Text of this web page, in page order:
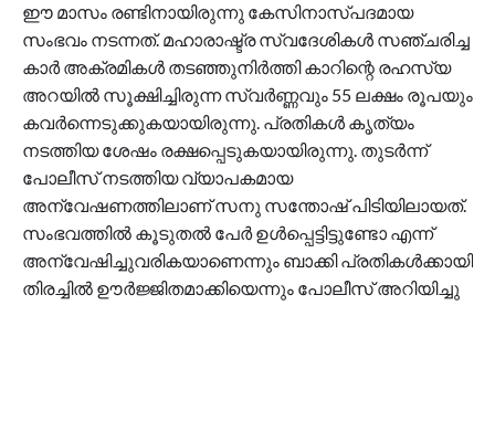
ഈ മാസം രണ്ടിനായിരുന്നു കേസിനാസ്പദമായ
സംഭവം നടന്നത്. മഹാരാഷ്ട്ര സ്വദേശികൾ സഞ്ചരിച്ച
കാർ അക്രമികൾ തടഞ്ഞുനിർത്തി കാറിന്റെ രഹസ്യ
അറയിൽ സൂക്ഷിച്ചിരുന്ന സ്വർണ്ണവും 55 ലക്ഷം രൂപയും
കവർന്നെടുക്കുകയായിരുന്നു. പ്രതികൾ കൃത്യം
നടത്തിയ ശേഷം രക്ഷപ്പെടുകയായിരുന്നു. തുടർന്ന്
പോലീസ് നടത്തിയ വ്യാപകമായ
അന്വേഷണത്തിലാണ് സനു സന്തോഷ് പിടിയിലായത്.
സംഭവത്തിൽ കൂടുതൽ പേർ ഉൾപ്പെട്ടിട്ടുണ്ടോ എന്ന്
അന്വേഷിച്ചുവരികയാണെന്നും ബാക്കി പ്രതികൾക്കായി
തിരച്ചിൽ ഊർജ്ജിതമാക്കിയെന്നും പോലീസ് അറിയിച്ചു